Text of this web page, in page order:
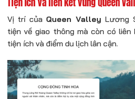
Vị trí của Queen Valley Lương
tiện về giao thông mà còn có
tiện ích và điểm du lịch lân cận.